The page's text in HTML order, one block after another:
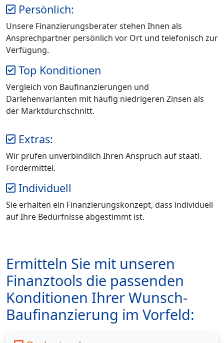
Persönlich:
Unsere Finanzierungsberater stehen Ihnen als
Ansprechpartner persönlich vor Ort und telefonisch zur
Verfügung.
Top Konditionen
Vergleich von Baufinanzierungen und
Darlehenvarianten mit häufig niedrigeren Zinsen als
der Marktdurchschnitt.
Extras:
Wir prüfen unverbindlich Ihren Anspruch auf staatl.
Fördermittel.
Individuell
Sie erhalten ein Finanzierungskonzept, dass individuell
auf Ihre Bedürfnisse abgestimmt ist.
Ermitteln Sie mit unseren
Finanztools die passenden
Konditionen Ihrer Wunsch-
Baufinanzierung im Vorfeld: